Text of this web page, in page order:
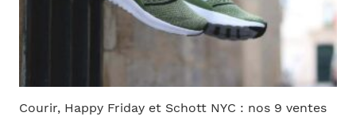
Courir, Happy Friday et Schott NYC : nos 9 ventes